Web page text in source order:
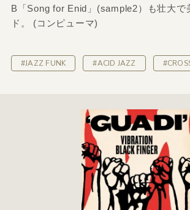
B「Song for Enid」(sample2）も壮大で
ド。 (コンピューマ)
#JAZZ FUNK #ACID JAZZ